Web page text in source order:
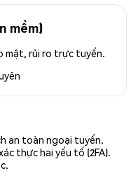
mềm)
mật, rủi ro trực tuyến.
an toàn ngoại tuyến.
thực hai yếu tố (2FA).